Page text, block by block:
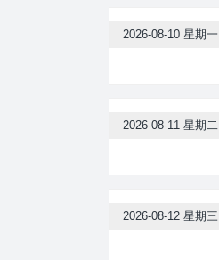
2026-08-10 星期一
2026-08-11 星期二
2026-08-12 星期三